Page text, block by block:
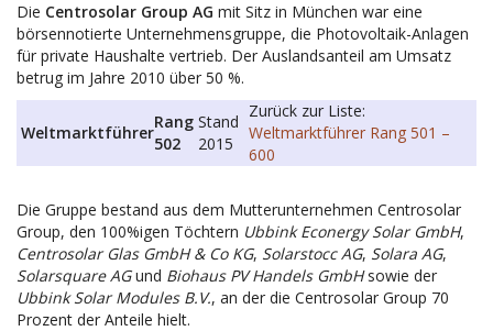
Die Centrosolar Group AG mit Sitz in München war eine
börsennotierte Unternehmensgruppe, die Photovoltaik-Anlagen
für private Haushalte vertrieb. Der Auslandsanteil am Umsatz
betrug im Jahre 2010 über 50 %.
Weltmarktführer
Rang
502
Stand
2015
Zurück zur Liste:
Weltmarktführer Rang 501 –
600
Die Gruppe bestand aus dem Mutterunternehmen Centrosolar
Group, den 100%igen Töchtern Ubbink Econergy Solar GmbH,
Centrosolar Glas GmbH & Co KG, Solarstocc AG, Solara AG,
Solarsquare AGund Biohaus PV Handels GmbHsowie der
Ubbink Solar Modules B.V., an der die Centrosolar Group 70
Prozent der Anteile hielt.